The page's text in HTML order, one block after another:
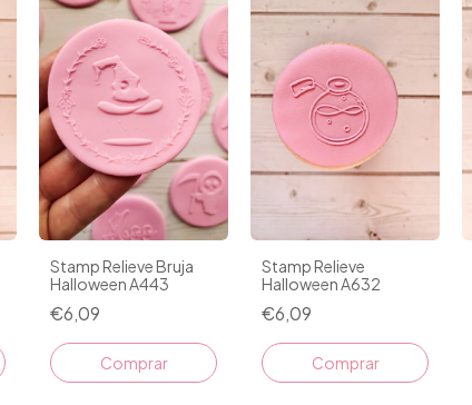
Stamp Relieve Bruja
Halloween A443
€6,09
Stamp Relieve
Halloween A632
€6,09